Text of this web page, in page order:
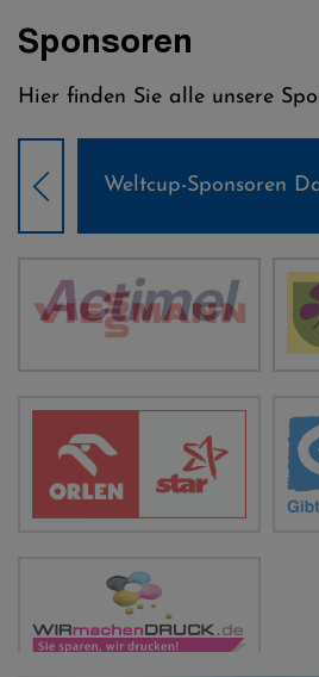
Sponsoren
Hier finden Sie alle unsere
Weltcup-Sponsoren